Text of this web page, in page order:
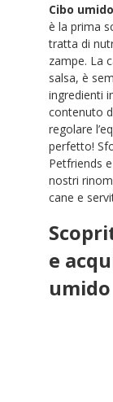
Cibo
è la prima
tratta di
zampe. La
salsa, è
ingredienti
contenuto
regolare
perfetto!
Petfriends
nostri
cane e
e